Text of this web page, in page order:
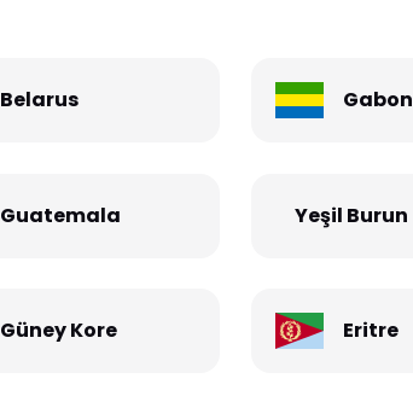
Belarus Gabon
Guatemala Yeşil Burun
Güney Kore Eritre